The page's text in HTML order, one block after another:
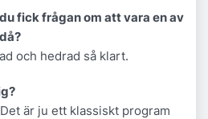
fick frågan om att vara en av
och hedrad så klart.
är ju ett klassiskt program